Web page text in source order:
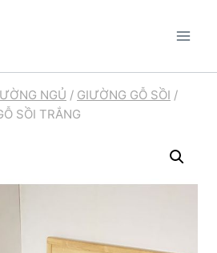
NGỦ / GIƯỜNG GỖ SỒI /
SỒI TRẮNG